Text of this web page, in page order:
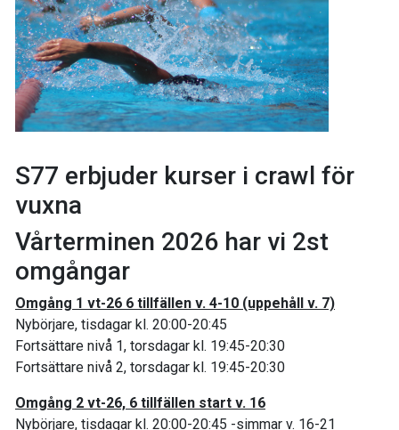
S77 erbjuder kurser i crawl för
vuxna
Vårterminen 2026 har vi 2st
omgångar
Omgång 1 vt-26 6 tillfällen v. 4-10 (uppehåll v. 7)
Nybörjare, tisdagar kl. 20:00-20:45
Fortsättare nivå 1, torsdagar kl. 19:45-20:30
Fortsättare nivå 2, torsdagar kl. 19:45-20:30
Omgång 2 vt-26, 6 tillfällen start v. 16
Nybörjare, tisdagar kl. 20:00-20:45 -simmar v. 16-21